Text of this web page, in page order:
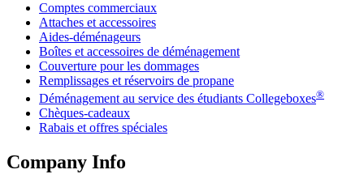
Comptes commerciaux
Attaches et accessoires
Aides-déménageurs
Boîtes et accessoires de déménagement
Couverture pour les dommages
Remplissages et réservoirs de propane
Déménagement au service des étudiants Collegeboxes®
Chèques-cadeaux
Rabais et offres spéciales
Company Info